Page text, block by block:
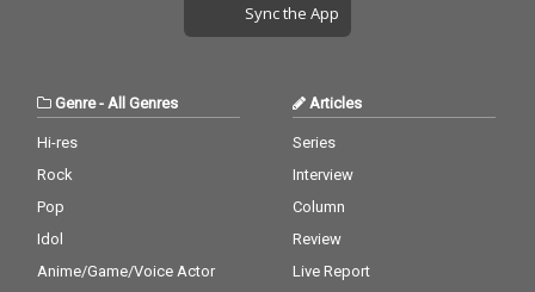
Sync the App
Genre- All Genres
Hi-res
Rock
Pop
Idol
Anime/Game/Voice Actor
Articles
Series
Interview
Column
Review
Live Report